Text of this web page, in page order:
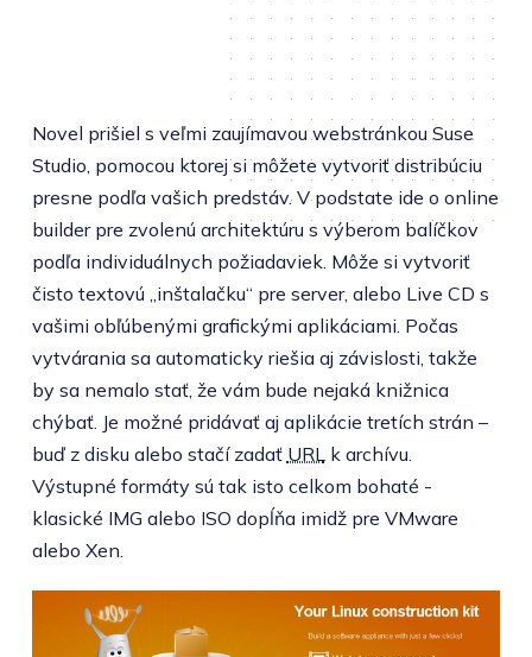
Novel prišiel s veľmi zaujímavou webstránkou Suse
Studio, pomocou ktorej si môžete vytvoriť distribúciu
presne podľa vašich predstáv. V podstate ide o online
builder pre zvolenú architektúru s výberom balíčkov
podľa individuálnych požiadaviek. Môže si vytvoriť
čisto textovú „inštalačku“ pre server, alebo Live CD s
vašimi obľúbenými grafickými aplikáciami. Počas
vytvárania sa automaticky riešia aj závislosti, takže
by sa nemalo stať, že vám bude nejaká knižnica
chýbať. Je možné pridávať aj aplikácie tretích strán –
buď z disku alebo stačí zadať URLk archívu.
Výstupné formáty sú tak isto celkom bohaté -
klasické IMG alebo ISO dopĺňa imidž pre VMware
alebo Xen.